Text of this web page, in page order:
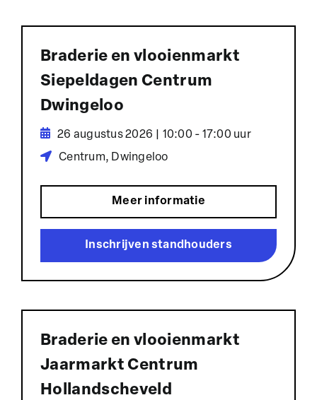
Braderie en vlooienmarkt
Siepeldagen Centrum
Dwingeloo
26 augustus 2026 | 10:00 - 17:00 uur
Centrum, Dwingeloo
Meer informatie
Inschrijven standhouders
Braderie en vlooienmarkt
Jaarmarkt Centrum
Hollandscheveld